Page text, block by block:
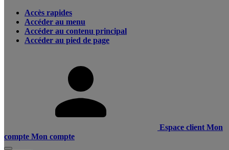
Accès rapides
Accéder au menu
Accéder au contenu principal
Accéder au pied de page
Espace client Mon
compte Mon compte